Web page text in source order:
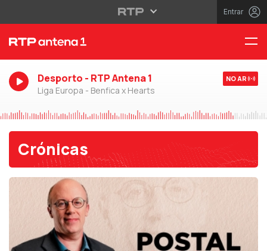
Entrar
Desporto - RTP Antena 1
Liga Europa - Benfica x Hearts
NO AR
Crónicas